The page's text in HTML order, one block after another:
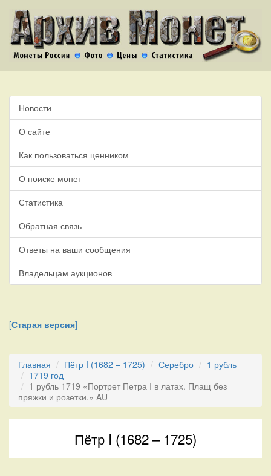
Новости
О сайте
Как пользоваться ценником
О поиске монет
Статистика
Обратная связь
Ответы на ваши сообщения
Владельцам аукционов
[Старая версия]
Главная Пётр I (1682 – 1725) Серебро
1 рубль
1719 год
1 рубль 1719 «Портрет Петра I в латах. Плащ без
пряжки и розетки.» AU
Пётр I (1682 – 1725)